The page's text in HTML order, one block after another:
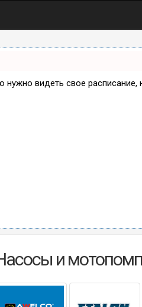
нужно видеть свое
и